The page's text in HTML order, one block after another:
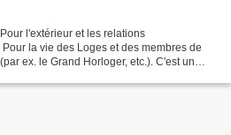
l'extérieur et les relations
la vie des Loges et des membres de
ex. le Grand Horloger, etc.). C'est un